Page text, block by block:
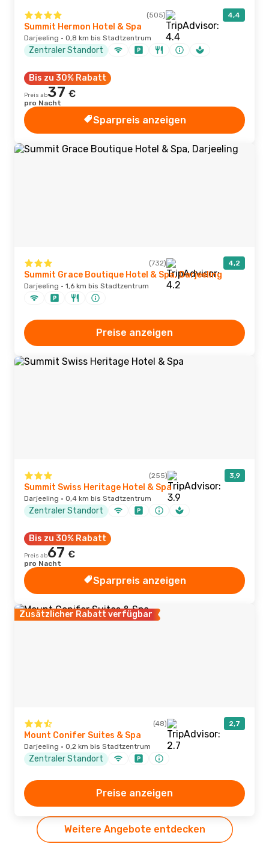
(505) 4,4
Summit Hermon Hotel & Spa
Darjeeling · 0,8 km bis Stadtzentrum
Zentraler Standort
Bis zu 30% Rabatt
Preis ab37 €
pro Nacht
Sparpreis anzeigen
(732) 4,2
Summit Grace Boutique Hotel & Spa, Darjeeling
Darjeeling · 1,6 km bis Stadtzentrum
Preise anzeigen
(255) 3,9
Summit Swiss Heritage Hotel & Spa
Darjeeling · 0,4 km bis Stadtzentrum
Zentraler Standort
Bis zu 30% Rabatt
Preis ab67 €
pro Nacht
Sparpreis anzeigen
Zusätzlicher Rabatt verfügbar
(48) 2,7
Mount Conifer Suites & Spa
Darjeeling · 0,2 km bis Stadtzentrum
Zentraler Standort
Preise anzeigen
Weitere Angebote entdecken